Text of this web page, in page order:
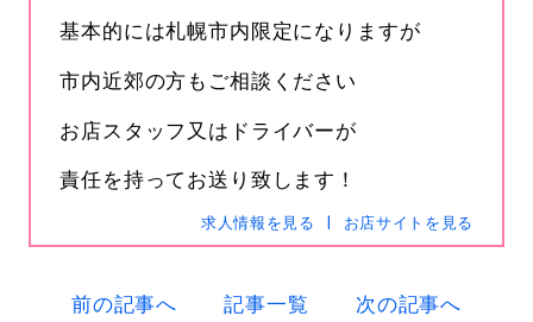
基本的には札幌市内限定になりますが
市内近郊の方もご相談ください
お店スタッフ又はドライバーが
責任を持ってお送り致します！
求人情報を見る お店サイトを見る
前の記事へ 記事一覧 次の記事へ